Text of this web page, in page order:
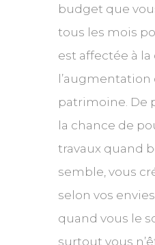
budget que
tous les mois
est affectée à
l’augmentation
patrimoine. De
la chance de
travaux quand
semble, vous
selon vos
quand vous le
surtout vous